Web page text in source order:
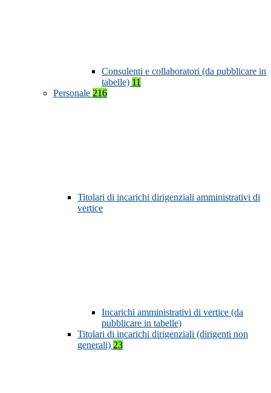
Consulenti e collaboratori (da pubblicare in
tabelle) 11
Personale 216
Titolari di incarichi dirigenziali amministrativi di
vertice
Incarichi amministrativi di vertice (da
pubblicare in tabelle)
Titolari di incarichi dirigenziali (dirigenti non
generali) 23